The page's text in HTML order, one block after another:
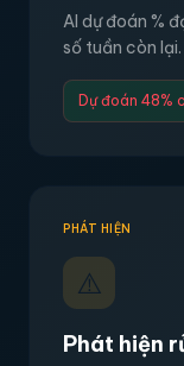
AI dự đoán %
số tuần còn lại.
Dự đoán 48%
PHÁT HIỆN
⚠️
Phát hiện